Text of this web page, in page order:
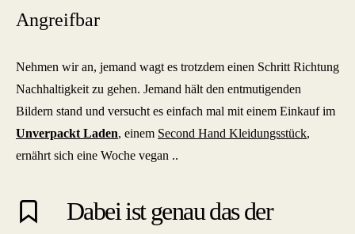
Angreifbar
Nehmen wir an, jemand wagt es trotzdem einen Schritt Richtung
Nachhaltigkeit zu gehen. Jemand hält den entmutigenden
Bildern stand und versucht es einfach mal mit einem Einkauf im
Unverpackt Laden, einem Second Hand Kleidungsstück,
ernährt sich eine Woche vegan ..
Dabei ist genau das der